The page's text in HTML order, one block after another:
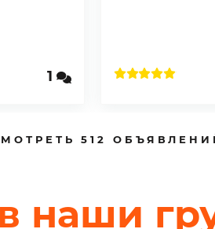
1
512
наши